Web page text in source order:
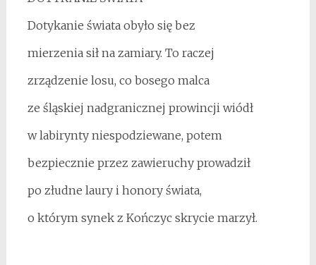
Dotykanie świata obyło się bez
mierzenia sił na zamiary. To raczej
zrządzenie losu, co bosego malca
ze śląskiej nadgranicznej prowincji wiódł
w labirynty niespodziewane, potem
bezpiecznie przez zawieruchy prowadził
po złudne laury i honory świata,
o którym synek z Kończyc skrycie marzył.